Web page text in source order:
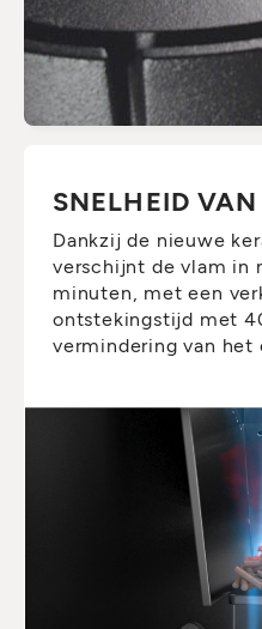
SNELHEID
Dankzij de nieuwe
verschijnt de vlam in
minuten, met een
ontstekingstijd met
vermindering van